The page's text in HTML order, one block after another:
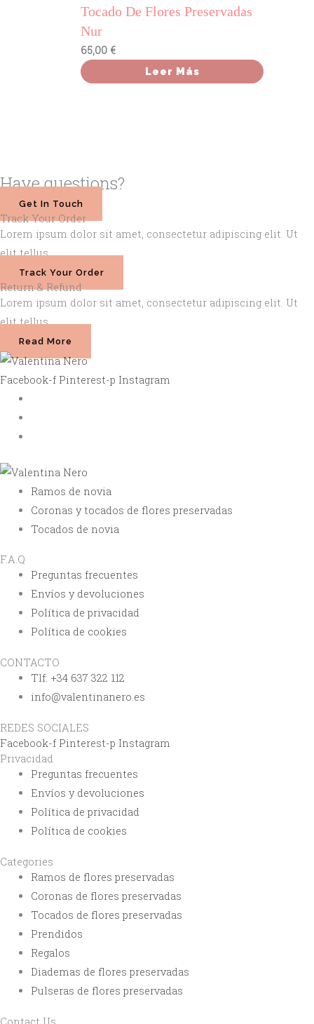
Tocado De Flores Preservadas
Nur
65,00 €
Leer Más
Have questions?
Get In Touch
Track Your Order
Lorem ipsum dolor sit amet, consectetur adipiscing elit. Ut
elit tellus.
Track Your Order
Return & Refund
Lorem ipsum dolor sit amet, consectetur adipiscing elit. Ut
elit tellus.
Read More
Facebook-f Pinterest-p Instagram
Ramos de novia
Coronas y tocados de flores preservadas
Tocados de novia
F.A.Q
Preguntas frecuentes
Envíos y devoluciones
Política de privacidad
Política de cookies
CONTACTO
Tlf: +34 637 322 112
info@valentinanero.es
REDES SOCIALES
Facebook-f Pinterest-p Instagram
Privacidad
Preguntas frecuentes
Envíos y devoluciones
Política de privacidad
Política de cookies
Categories
Ramos de flores preservadas
Coronas de flores preservadas
Tocados de flores preservadas
Prendidos
Regalos
Diademas de flores preservadas
Pulseras de flores preservadas